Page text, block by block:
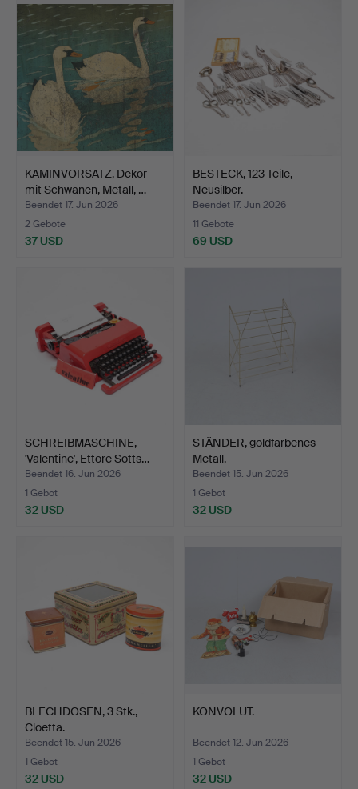
KAMINVORSATZ, Dekor
mit Schwänen, Metall, …
Beendet 17. Jun 2026
2 Gebote
37 USD
BESTECK, 123 Teile,
Neusilber.
Beendet 17. Jun 2026
11 Gebote
69 USD
SCHREIBMASCHINE,
'Valentine', Ettore Sotts…
Beendet 16. Jun 2026
1 Gebot
32 USD
STÄNDER, goldfarbenes
Metall.
Beendet 15. Jun 2026
1 Gebot
32 USD
BLECHDOSEN, 3 Stk.,
Cloetta.
Beendet 15. Jun 2026
1 Gebot
32 USD
KONVOLUT.
Beendet 12. Jun 2026
1 Gebot
32 USD